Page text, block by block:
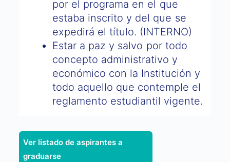
por el programa en el que
estaba inscrito y del que se
expedirá el título. (INTERNO)
Estar a paz y salvo por todo
concepto administrativo y
económico con la Institución y
todo aquello que contemple el
reglamento estudiantil vigente.
Ver listado de aspirantes a
graduarse